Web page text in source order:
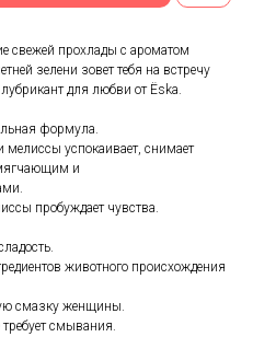
свежей прохлады с ароматом
зелени зовет тебя на встречу
для любви от Ёska.
формула.
мелиссы успокаивает, снимает
и
пробуждает чувства.
животного происхождения
смазку женщины.
требует смывания.